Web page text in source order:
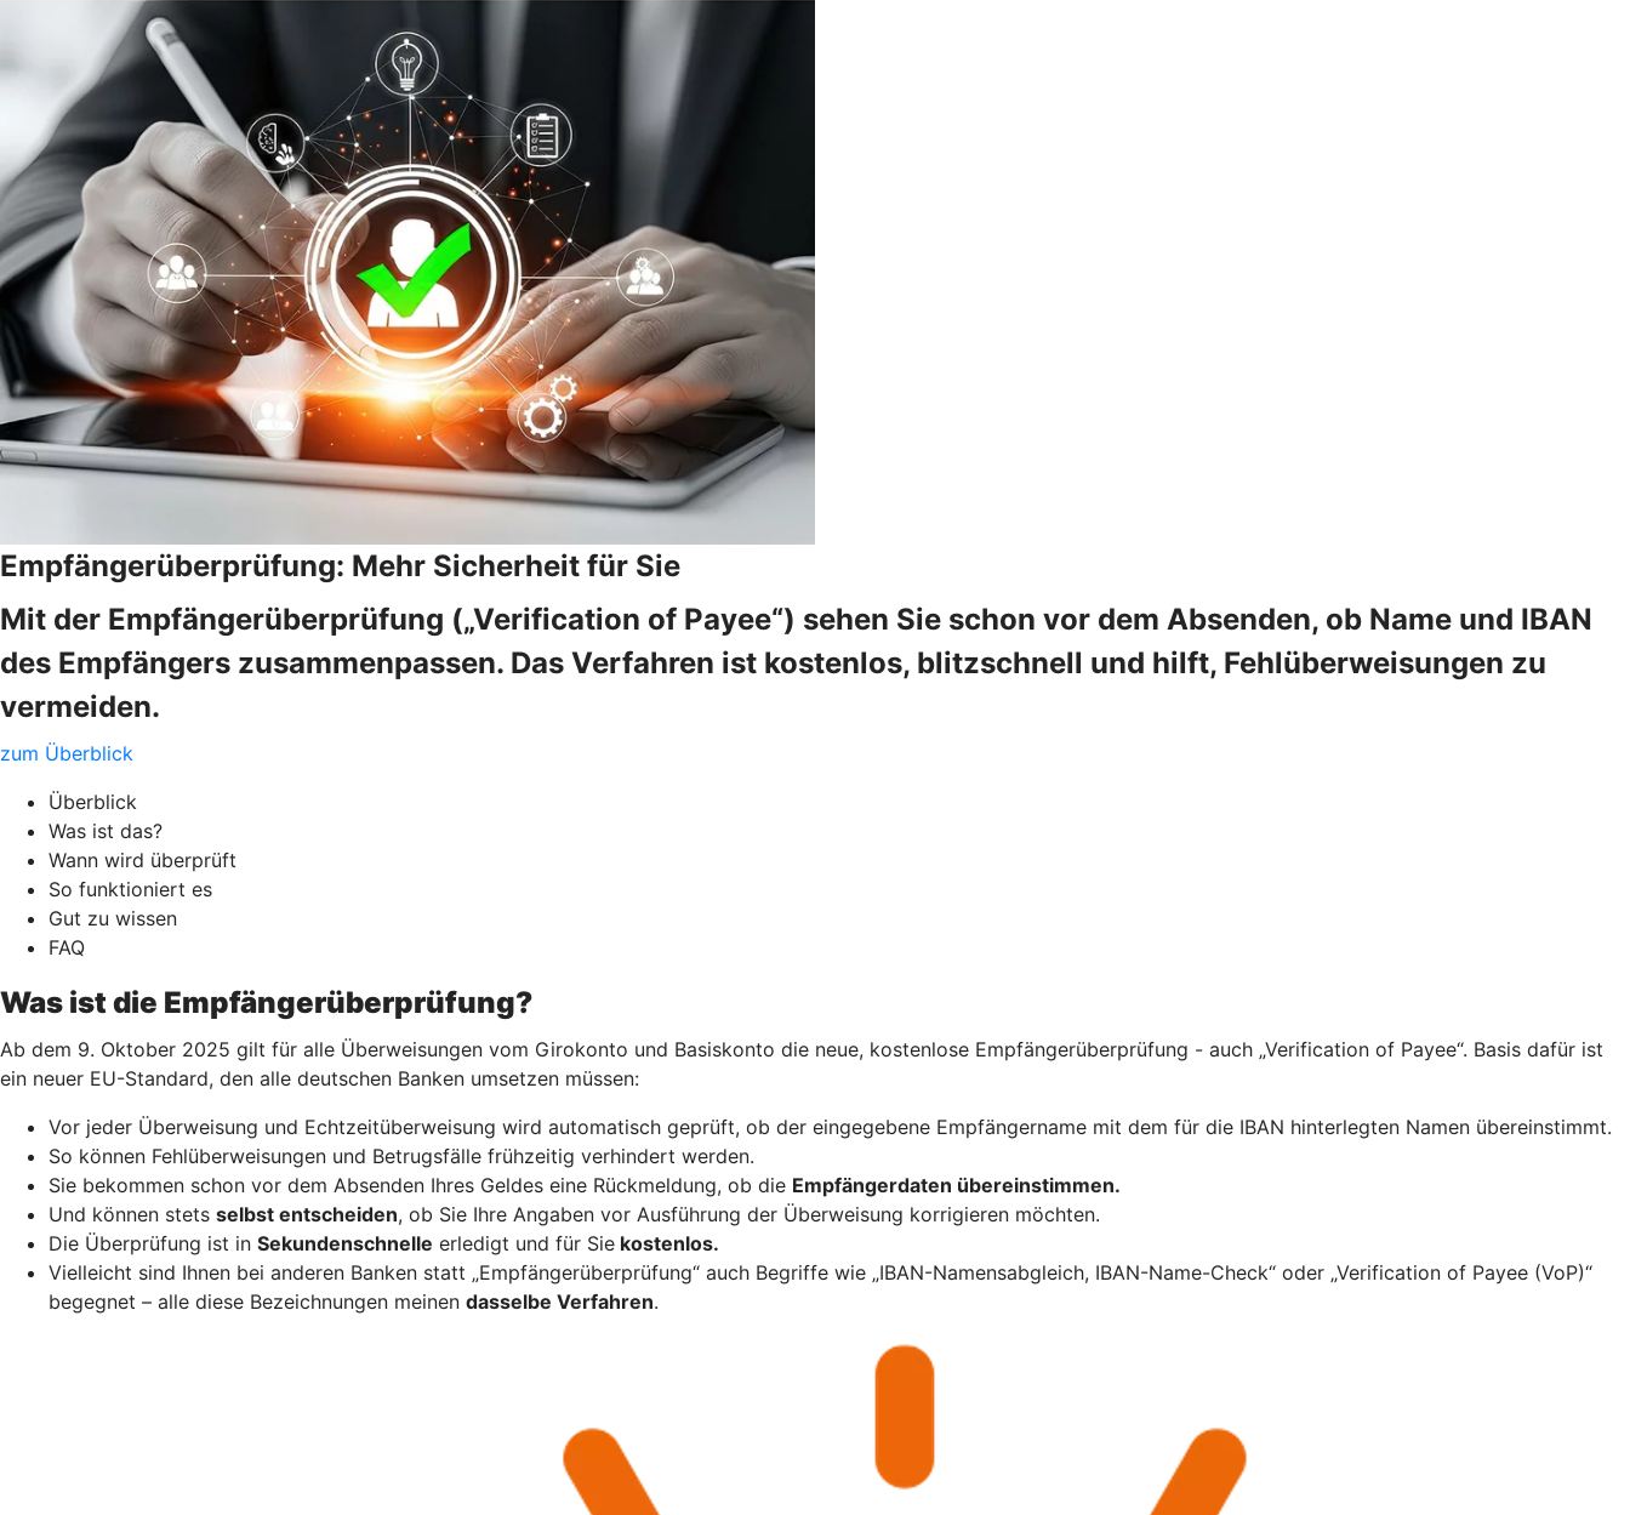
Empfängerüberprüfung: Mehr Sicherheit für Sie
Mit der Empfängerüberprüfung („Verification of Payee“) sehen Sie schon vor dem Absenden, ob Name und IBAN
des Empfängers zusammenpassen. Das Verfahren ist kostenlos, blitzschnell und hilft, Fehlüberweisungen zu
vermeiden.
zum Überblick
Überblick
Was ist das?
Wann wird überprüft
So funktioniert es
Gut zu wissen
FAQ
Was ist die Empfängerüberprüfung?
Ab dem 9. Oktober 2025 gilt für alle Überweisungen vom Girokonto und Basiskonto die neue, kostenlose Empfängerüberprüfung - auch „Verification of Payee“. Basis dafür ist
ein neuer EU-Standard, den alle deutschen Banken umsetzen müssen:
Vor jeder Überweisung und Echtzeitüberweisung wird automatisch geprüft, ob der eingegebene Empfängername mit dem für die IBAN hinterlegten Namen übereinstimmt.
So können Fehlüberweisungen und Betrugsfälle frühzeitig verhindert werden.
Sie bekommen schon vor dem Absenden Ihres Geldes eine Rückmeldung, ob die Empfängerdaten übereinstimmen.
Und können stets selbst entscheiden, ob Sie Ihre Angaben vor Ausführung der Überweisung korrigieren möchten.
Die Überprüfung ist in Sekundenschnelle erledigt und für Sie kostenlos.
Vielleicht sind Ihnen bei anderen Banken statt „Empfängerüberprüfung“ auch Begriffe wie „IBAN-Namensabgleich, IBAN-Name-Check“ oder „Verification of Payee (VoP)“
begegnet – alle diese Bezeichnungen meinen dasselbe Verfahren.